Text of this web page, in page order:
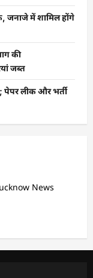
में शामिल होंगे
की
जब्त
पेपर लीक और भर्ती
News